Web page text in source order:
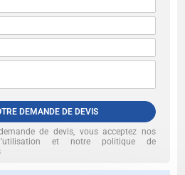
DEMANDE DE DEVIS
de devis, vous acceptez nos
et notre politique de